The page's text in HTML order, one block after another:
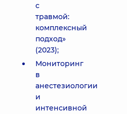
с
травмой:
комплексный
подход»
(2023);
Мониторинг
в
анестезиологии
и
интенсивной